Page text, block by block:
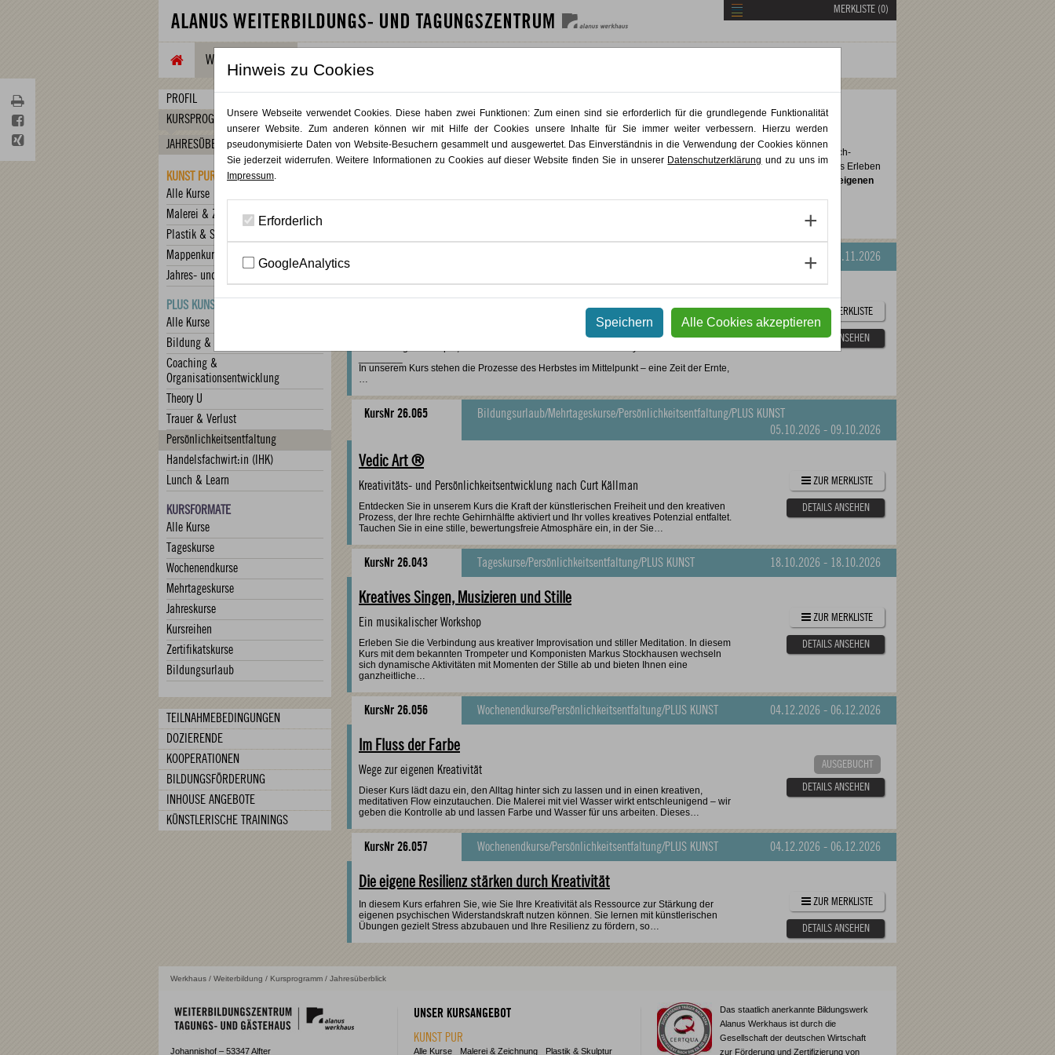
MERKLISTE (0)
WEITERBILDUNG
PROFIL
KURSPROGRAMM
JAHRESÜBERBLICK
KUNST PUR
Alle Kurse
Malerei & Zeichnung
Plastik & Skulptur
Mappenkurs
Jahres- und Vertiefungskurse
PLUS KUNST
Alle Kurse
Bildung & Begleitung
Coaching &
Organisationsentwicklung
Theory U
Trauer & Verlust
Persönlichkeitsentfaltung
Handelsfachwirt:in (IHK)
Lunch & Learn
KURSFORMATE
Alle Kurse
Tageskurse
Wochenendkurse
Mehrtageskurse
Jahreskurse
Kursreihen
Zertifikatskurse
Bildungsurlaub
TEILNAHMEBEDINGUNGEN
DOZIERENDE
KOOPERATIONEN
BILDUNGSFÖRDERUNG
INHOUSE ANGEBOTE
KÜNSTLERISCHE TRAININGS
PLUS KUNST / Persönlichkeitsentfaltung
In der Kurskategorie Persönlichkeitsentfaltung stehen
, innere Reflexion und künstlerisch-
körperliche Ausdrucksformen im Zentrum. Die Angebote verbinden künstlerische Aktivitäten, Bewegung, kreatives Erleben
eigenen
05.09.2026 07.11.2026
Tauchen Sie ein in eine Welt harmonischer Bewegungen und entdecken Sie die
In unserem Kurs stehen die Prozesse des Herbstes im Mittelpunkt – eine Zeit der Ernte,
…
ZUR MERKLISTE
DETAILS ANSEHEN
KursNr 26.065 Bildungsurlaub/Mehrtageskurse/Persönlichkeitsentfaltung/PLUS KUNST
05.10.2026 - 09.10.2026
Vedic Art ®
Kreativitäts- und Persönlichkeitsentwicklung nach Curt Källman
Entdecken Sie in unserem Kurs die Kraft der künstlerischen Freiheit und den kreativen
Prozess, der Ihre rechte Gehirnhälfte aktiviert und Ihr volles kreatives Potenzial entfaltet.
Tauchen Sie in eine stille, bewertungsfreie Atmosphäre ein, in der Sie…
ZUR MERKLISTE
DETAILS ANSEHEN
KursNr 26.043 Tageskurse/Persönlichkeitsentfaltung/PLUS KUNST 18.10.2026 - 18.10.2026
Kreatives Singen, Musizieren und Stille
Ein musikalischer Workshop
Erleben Sie die Verbindung aus kreativer Improvisation und stiller Meditation. In diesem
Kurs mit dem bekannten Trompeter und Komponisten Markus Stockhausen wechseln
sich dynamische Aktivitäten mit Momenten der Stille ab und bieten Ihnen eine
ganzheitliche…
ZUR MERKLISTE
DETAILS ANSEHEN
KursNr 26.056 Wochenendkurse/Persönlichkeitsentfaltung/PLUS KUNST 04.12.2026 - 06.12.2026
Im Fluss der Farbe
Wege zur eigenen Kreativität
Dieser Kurs lädt dazu ein, den Alltag hinter sich zu lassen und in einen kreativen,
meditativen Flow einzutauchen. Die Malerei mit viel Wasser wirkt entschleunigend – wir
geben die Kontrolle ab und lassen Farbe und Wasser für uns arbeiten. Dieses…
AUSGEBUCHT
DETAILS ANSEHEN
KursNr 26.057 Wochenendkurse/Persönlichkeitsentfaltung/PLUS KUNST 04.12.2026 - 06.12.2026
Die eigene Resilienz stärken durch Kreativität
In diesem Kurs erfahren Sie, wie Sie Ihre Kreativität als Ressource zur Stärkung der
eigenen psychischen Widerstandskraft nutzen können. Sie lernen mit künstlerischen
Übungen gezielt Stress abzubauen und Ihre Resilienz zu fördern, so…
ZUR MERKLISTE
DETAILS ANSEHEN
Werkhaus / Weiterbildung / Kursprogramm / Jahresüberblick
Johannishof – 53347 Alfter
UNSER KURSANGEBOT
KUNST PUR
Alle Kurse Malerei & Zeichnung Plastik & Skulptur
Das staatlich anerkannte Bildungswerk
Alanus Werkhaus ist durch die
Gesellschaft der deutschen Wirtschaft
zur Förderung und Zertifizierung von
Hinweis zu Cookies
Unsere Webseite verwendet Cookies. Diese haben zwei Funktionen: Zum einen sind sie erforderlich für die grundlegende Funktionalität
unserer Website. Zum anderen können wir mit Hilfe der Cookies unsere Inhalte für Sie immer weiter verbessern. Hierzu werden
pseudonymisierte Daten von Website-Besuchern gesammelt und ausgewertet. Das Einverständnis in die Verwendung der Cookies können
Sie jederzeit widerrufen. Weitere Informationen zu Cookies auf dieser Website finden Sie in unserer Datenschutzerklärung und zu uns im
Impressum.
Erforderlich
GoogleAnalytics
Speichern Alle Cookies akzeptieren